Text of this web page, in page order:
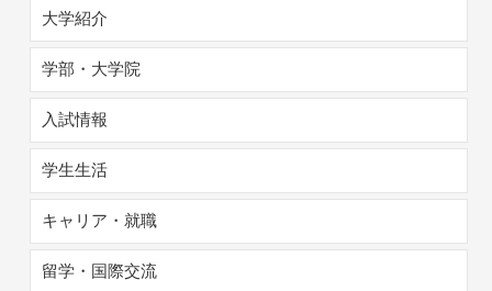
大学紹介
学部・大学院
入試情報
学生生活
キャリア・就職
留学・国際交流